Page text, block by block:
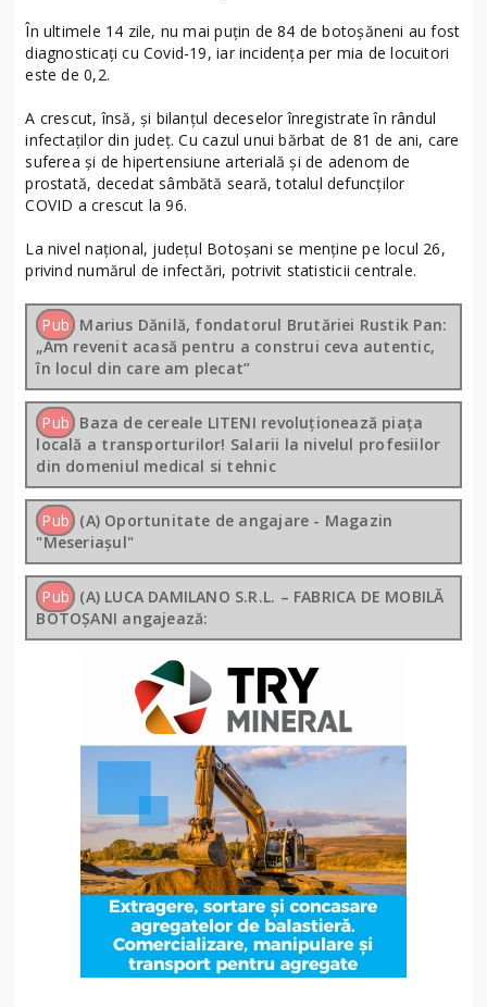
În ultimele 14 zile, nu mai puțin de 84 de botoșăneni au fost
diagnosticați cu Covid-19, iar incidența per mia de locuitori
este de 0,2.
A crescut, însă, și bilanțul deceselor înregistrate în rândul
infectaților din județ. Cu cazul unui bărbat de 81 de ani, care
suferea și de hipertensiune arterială și de adenom de
prostată, decedat sâmbătă seară, totalul defuncților
COVID a crescut la 96.
La nivel național, județul Botoșani se menține pe locul 26,
privind numărul de infectări, potrivit statisticii centrale.
Pub Marius Dănilă, fondatorul Brutăriei Rustik Pan:
„Am revenit acasă pentru a construi ceva autentic,
în locul din care am plecat”
Pub Baza de cereale LITENI revoluționează piața
locală a transporturilor! Salarii la nivelul profesiilor
din domeniul medical si tehnic
Pub (A) Oportunitate de angajare - Magazin
"Meseriașul"
Pub (A) LUCA DAMILANO S.R.L. – FABRICA DE MOBILĂ
BOTOȘANI angajează: